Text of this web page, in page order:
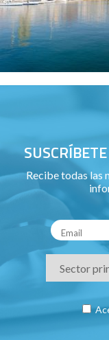
Recibe todas las